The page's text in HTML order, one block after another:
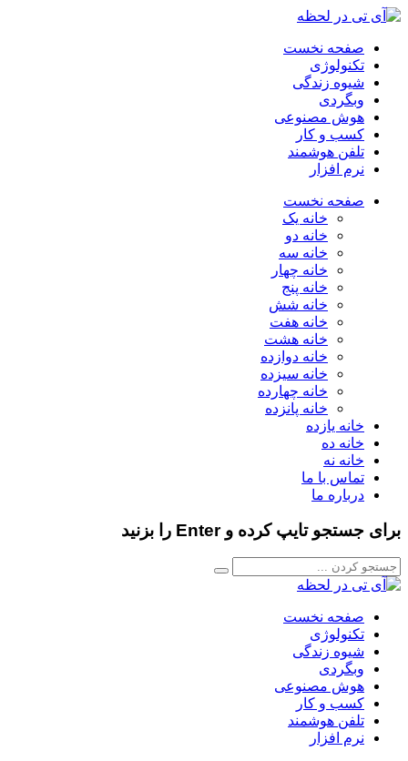
صفحه نخست
تکنولوژی
شیوه زندگی
وبگردی
هوش مصنوعی
کسب و کار
تلفن هوشمند
نرم افزار
صفحه نخست
خانه یک
خانه دو
خانه سه
خانه چهار
خانه پنج
خانه شش
خانه هفت
خانه هشت
خانه دوازده
خانه سیزده
خانه چهارده
خانه پانزده
خانه یازده
خانه ده
خانه نه
تماس با ما
درباره ما
برای جستجو تایپ کرده و Enter را بزنید
صفحه نخست
تکنولوژی
شیوه زندگی
وبگردی
هوش مصنوعی
کسب و کار
تلفن هوشمند
نرم افزار